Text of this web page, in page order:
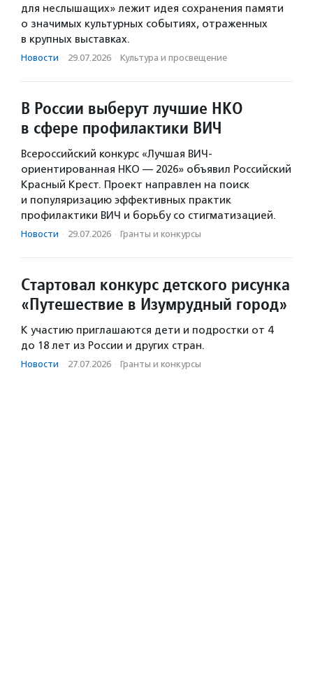
для неслышащих» лежит идея сохранения памяти
о значимых культурных событиях, отраженных
в крупных выставках.
Новости · 29.07.2026 · Культура и просвещение
В России выберут лучшие НКО
в сфере профилактики ВИЧ
Всероссийский конкурс «Лучшая ВИЧ-
ориентированная НКО — 2026» объявил Российский
Красный Крест. Проект направлен на поиск
и популяризацию эффективных практик
профилактики ВИЧ и борьбу со стигматизацией.
Новости · 29.07.2026 · Гранты и конкурсы
Стартовал конкурс детского рисунка
«Путешествие в Изумрудный город»
К участию приглашаются дети и подростки от 4
до 18 лет из России и других стран.
Новости · 27.07.2026 · Гранты и конкурсы